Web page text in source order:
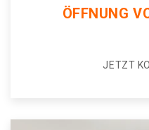
ÖFFNUNG
JETZT